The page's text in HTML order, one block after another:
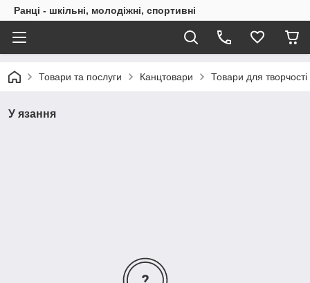
Ранці - шкільні, молодіжні, спортивні
Товари та послуги Канцтовари Товари для творчості
У язання